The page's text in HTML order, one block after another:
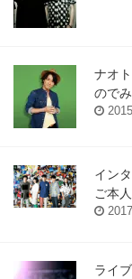
ナオ
ので
イン
ご本
ライ